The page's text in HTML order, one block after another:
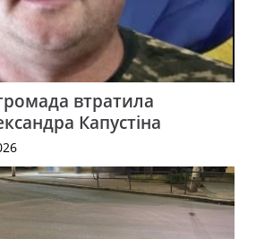
втратила
Капустіна